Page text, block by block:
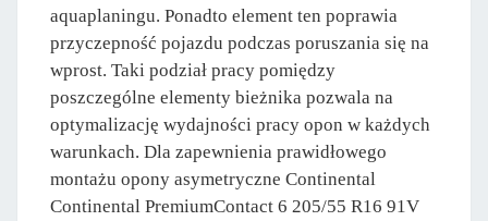
aquaplaningu. Ponadto element ten poprawia
przyczepność pojazdu podczas poruszania się na
wprost. Taki podział pracy pomiędzy
poszczególne elementy bieżnika pozwala na
optymalizację wydajności pracy opon w każdych
warunkach. Dla zapewnienia prawidłowego
montażu opony asymetryczne Continental
Continental PremiumContact 6 205/55 R16 91V